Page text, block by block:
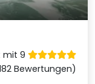
mit 9
Bewertungen)